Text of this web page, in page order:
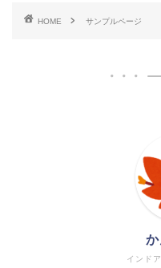
HOME サンプルページ
インド
か